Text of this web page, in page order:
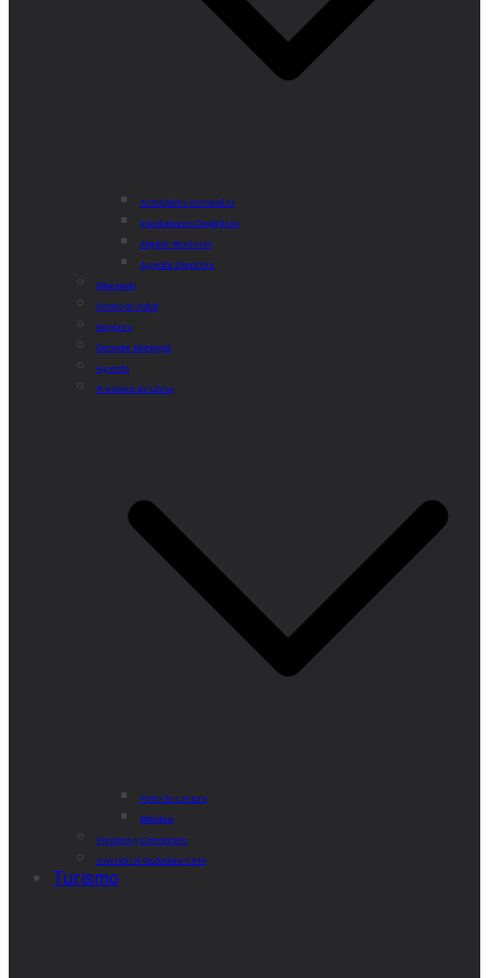
Actividades Semanales
Instalaciones Deportivas
Alquiler Bicicletas
Agenda Deportiva
Educación
Centro de Salud
Mayores
Comedor Municipal
Agenda
Préstamo de Libros
Punto de Lectura
Bibliobús
Velatorio y Cementerio
Atención al Ciudadano CAM
Turismo